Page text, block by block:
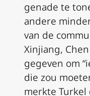
genade te
andere
van de
Xinjiang,
gegeven om
die zou
merkte Turkel